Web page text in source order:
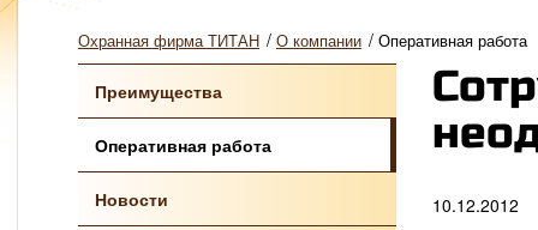
Охранная фирма ТИТАН / О компании / Оперативная работа
Преимущества
Оперативная работа
Новости
10.12.2012